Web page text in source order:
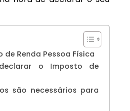
de Renda Pessoa Física
o Imposto de
são necessários para